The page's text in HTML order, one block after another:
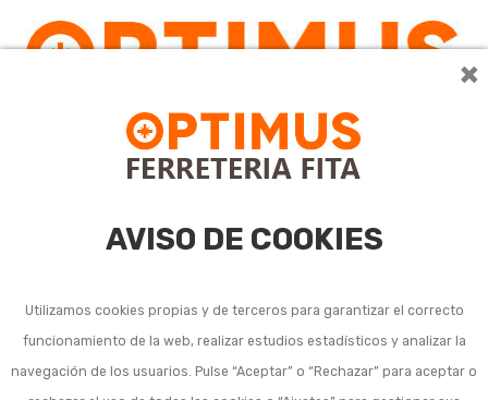
×
AVISO DE COOKIES
Utilizamos cookies propias y de terceros para garantizar el correcto
funcionamiento de la web, realizar estudios estadísticos y analizar la
navegación de los usuarios. Pulse “Aceptar” o “Rechazar” para aceptar o
Cortacésped gasolina y